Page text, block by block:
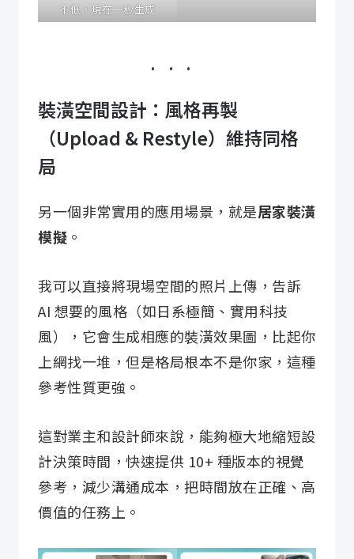
不低，現在一秒生成
裝潢空間設計：風格再製
（Upload & Restyle）維持同格
局
另一個非常實用的應用場景，就是居家裝潢
模擬 。
我可以直接將現場空間的照片上傳，告訴
AI 想要的風格（如日系極簡、實用科技
風），它會生成相應的裝潢效果圖，比起你
上網找一堆，但是格局根本不是你家，這種
參考性質更強。
這對業主和設計師來說，能夠極大地縮短設
計決策時間，快速提供 10+ 種版本的視覺
參考，減少溝通成本，把時間放在正確、高
價值的任務上。